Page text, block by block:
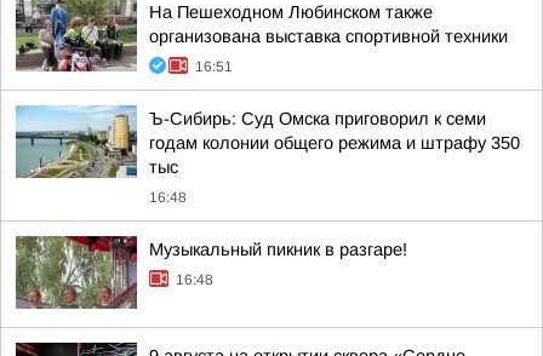
На Пешеходном Любинском также
организована выставка спортивной техники
16:51
Ъ-Сибирь: Суд Омска приговорил к семи
годам колонии общего режима и штрафу 350
тыс
16:48
Музыкальный пикник в разгаре!
16:48